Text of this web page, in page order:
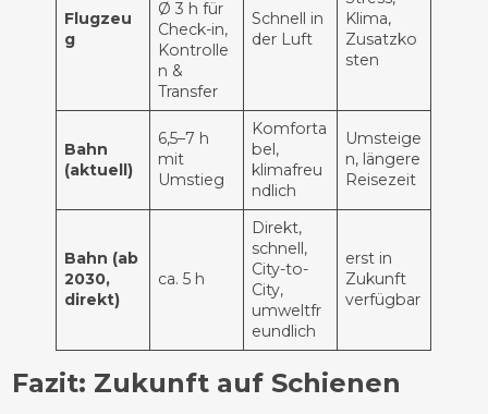
Flugzeu
g
Ø 3 h für
Check-in,
Kontrolle
n &
Transfer
Schnell in
der Luft
Klima,
Zusatzko
sten
Bahn
(aktuell)
6,5–7 h
mit
Umstieg
Komforta
bel,
klimafreu
ndlich
Umsteige
n, längere
Reisezeit
Bahn (ab
2030,
direkt)
ca. 5 h
Direkt,
schnell,
City-to-
City,
umweltfr
eundlich
erst in
Zukunft
verfügbar
Fazit: Zukunft auf Schienen